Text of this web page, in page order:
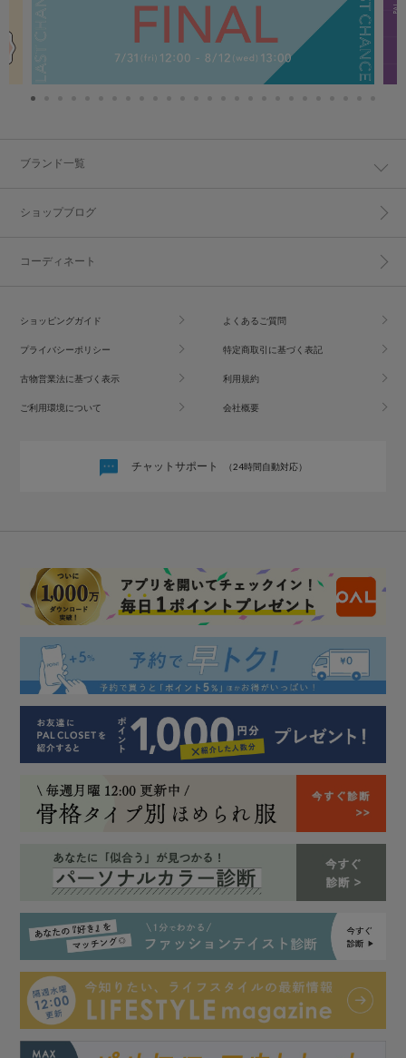
ブランド一覧
ショップブログ
コーディネート
ショッピングガイド よくあるご質問
プライバシーポリシー 特定商取引に基づく表記
古物営業法に基づく表示 利用規約
ご利用環境について 会社概要
チャットサポート （24時間自動対応）